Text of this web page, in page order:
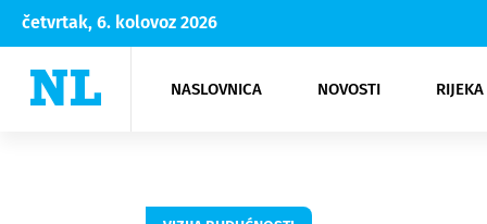
četvrtak, 6. kolovoz 2026
NASLOVNICA NOVOSTI
Rijeka Opatija
NK
Moda
Kultura